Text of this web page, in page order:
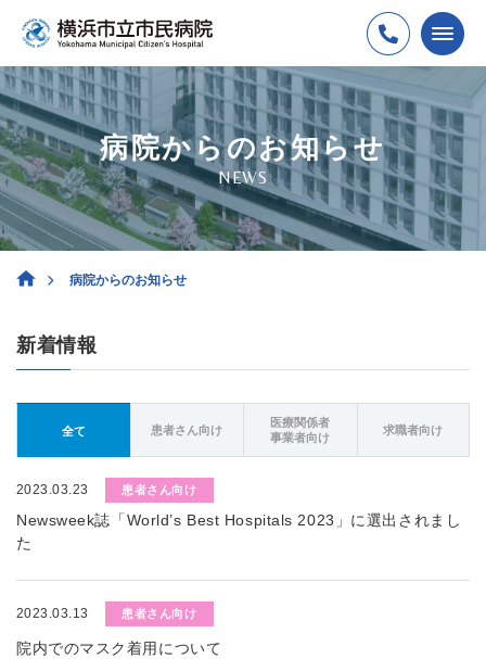
病院からのお知らせ
NEWS
病院からのお知らせ
新着情報
全て 患者さん向け
医療関係者
事業者向け
求職者向け
2023.03.23 患者さん向け
Newsweek誌「World’s Best Hospitals 2023」に選出されまし
た
2023.03.13 患者さん向け
院内でのマスク着用について